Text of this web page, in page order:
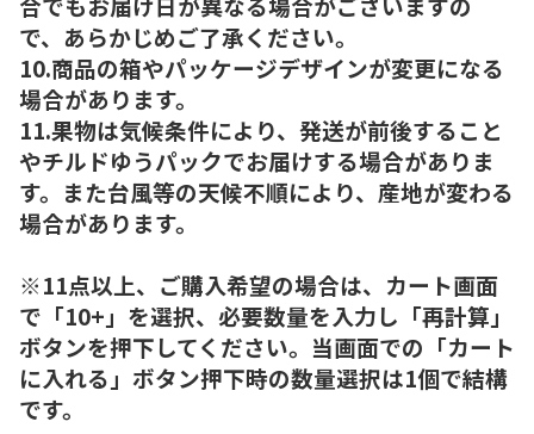
で、あらかじめご了承ください。
10.商品の箱やパッケージデザインが変更になる
場合があります。
11.果物は気候条件により、発送が前後すること
やチルドゆうパックでお届けする場合がありま
す。また台風等の天候不順により、産地が変わる
場合があります。
※11点以上、ご購入希望の場合は、カート画面
で「10+」を選択、必要数量を入力し「再計算」
ボタンを押下してください。当画面での「カート
に入れる」ボタン押下時の数量選択は1個で結構
です。